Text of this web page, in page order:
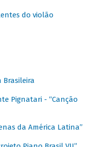
do violão
Brasileira
Pignatari - “Canção
da América Latina”